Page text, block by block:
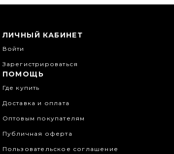
ЛИЧНЫЙ КАБИНЕТ
Войти
Зарегистрироваться
ПОМОЩЬ
Где купить
Доставка и оплата
Оптовым покупателям
Публичная оферта
Пользовательское соглашение